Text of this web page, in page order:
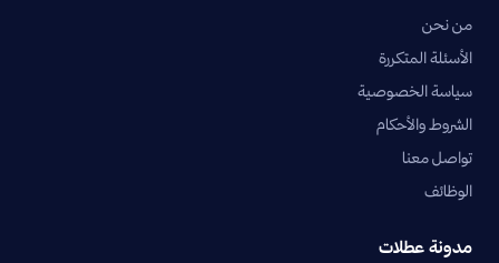
من نحن
الأسئلة المتكررة
سياسة الخصوصية
الشروط والأحكام
تواصل معنا
الوظائف
مدونة عطلات